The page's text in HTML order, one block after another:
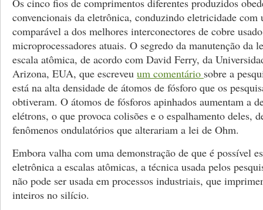
Os cinco fios de comprimentos diferentes produzidos
convencionais da eletrônica, conduzindo eletricidade com
comparável a dos melhores interconectores de cobre
microprocessadores atuais. O segredo da manutenção da
escala atômica, de acordo com David Ferry, da
Arizona, EUA, que escreveu um comentário sobre a
está na alta densidade de átomos de fósforo que os
obtiveram. O átomos de fósforos apinhados aumentam a
elétrons, o que provoca colisões e o espalhamento deles,
fenômenos ondulatórios que alterariam a lei de Ohm.
Embora valha com uma demonstração de que é possível
eletrônica a escalas atômicas, a técnica usada pelos
não pode ser usada em processos industriais, que
inteiros no silício.